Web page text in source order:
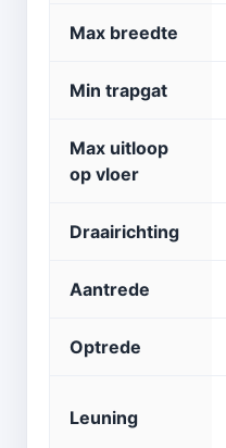
Max breedte
Min trapgat
Max uitloop
op vloer
Draairichting
Aantrede
Optrede
Leuning